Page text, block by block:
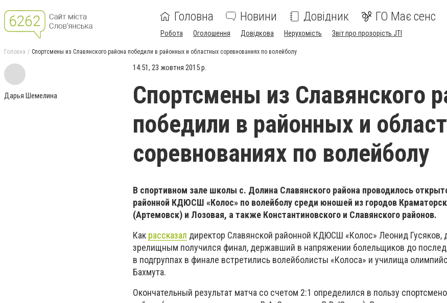
Головна Новини Довідник ГО Має сенс
Робота Оголошення Довідкова Нерухомість Звіт про прозорість JTI
Головна Спортсмены из Славянского района победили в районных и областных соревнованиях по волейболу
Дарья Шемелина
14:51, 23 жовтня 2015 р.
Спортсмены из Славянского
победили в районных и
соревнованиях по волейболу
В спортивном зале школы с. Долина Славянского района проводилось
районной КДЮСШ «Колос» по волейболу среди юношей из городов
(Артемовск) и Лозовая, а также Константиновского и Славянского районов.
Как рассказал директор Славянской районной КДЮСШ «Колос» Леонид Гусяков,
зрелищным получился финал, державший в напряжении болельщиков до
в подгруппах в финале встретились волейболисты «Колоса» и училища
Бахмута.
Окончательный результат матча со счетом 2:1 определился в пользу